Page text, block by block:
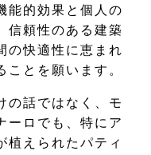
能的効果と個人の
信頼性のある建築
の快適性に恵まれ
とを願います。
の話ではなく、モ
ーロでも、特にア
植えられたパティ